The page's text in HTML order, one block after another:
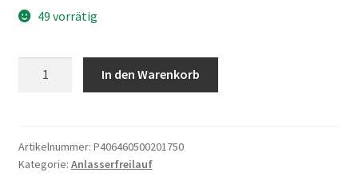
49 vorrätig
In den Warenkorb
Artikelnummer: P406460500201750
Kategorie: Anlasserfreilauf